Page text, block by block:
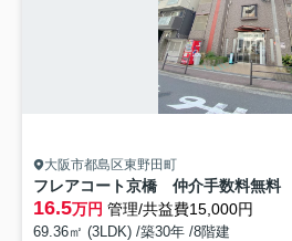
大阪市都島区東野田町
フレアコート京橋 仲介手数料無料
16.5万円 管理/共益費15,000円
69.36㎡ (3LDK) /築30年 /8階建